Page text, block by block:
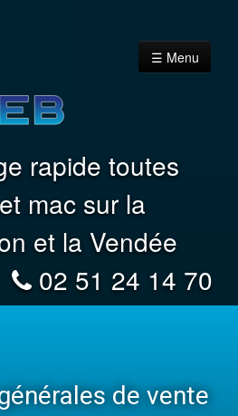
☰ Menu
rapide toutes
mac sur la
et la Vendée
02 51 24 14 70
de vente